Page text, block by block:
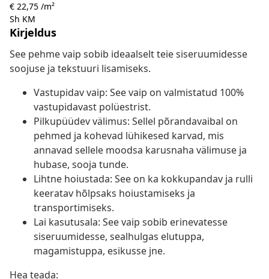
€ 22,75 /m²
Sh KM
Kirjeldus
See pehme vaip sobib ideaalselt teie siseruumidesse
soojuse ja tekstuuri lisamiseks.
Vastupidav vaip: See vaip on valmistatud 100%
vastupidavast polüestrist.
Pilkupüüdev välimus: Sellel põrandavaibal on
pehmed ja kohevad lühikesed karvad, mis
annavad sellele moodsa karusnaha välimuse ja
hubase, sooja tunde.
Lihtne hoiustada: See on ka kokkupandav ja rulli
keeratav hõlpsaks hoiustamiseks ja
transportimiseks.
Lai kasutusala: See vaip sobib erinevatesse
siseruumidesse, sealhulgas elutuppa,
magamistuppa, esikusse jne.
Hea teada: